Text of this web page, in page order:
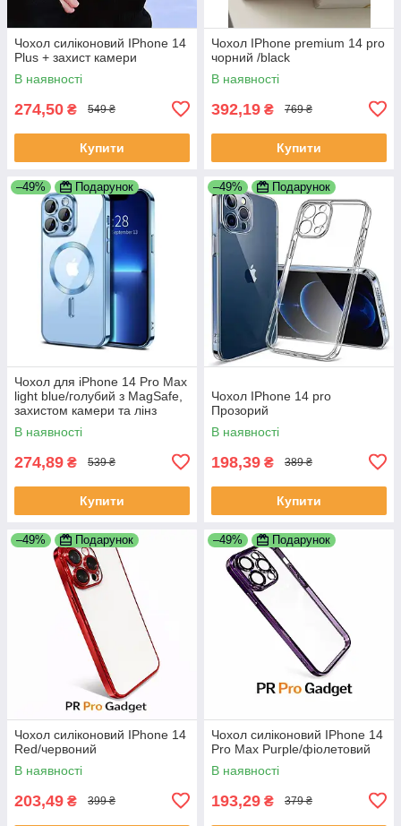
Чохол силіконовий IPhone 14
Plus + захист камери
В наявності
274,50 ₴ 549 ₴
Купити
Чохол IPhone premium 14 pro
чорний /black
В наявності
392,19 ₴ 769 ₴
Купити
–49% Подарунок
Чохол для iPhone 14 Pro Max
light blue/голубий з MagSafe,
захистом камери та лінз
В наявності
274,89 ₴ 539 ₴
Купити
–49% Подарунок
Чохол IPhone 14 pro
Прозорий
В наявності
198,39 ₴ 389 ₴
Купити
–49% Подарунок
Чохол силіконовий IPhone 14
Red/червоний
В наявності
203,49 ₴ 399 ₴
–49% Подарунок
Чохол силіконовий IPhone 14
Pro Max Purple/фіолетовий
В наявності
193,29 ₴ 379 ₴